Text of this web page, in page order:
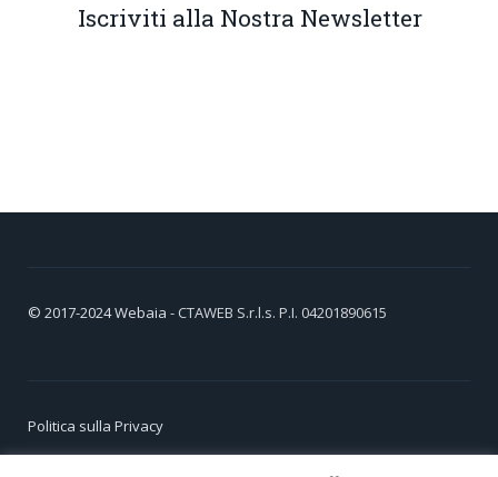
Iscriviti alla Nostra Newsletter
© 2017-2024Webaia - CTAWEB S.r.l.s. P.I. 04201890615
Politica sulla Privacy